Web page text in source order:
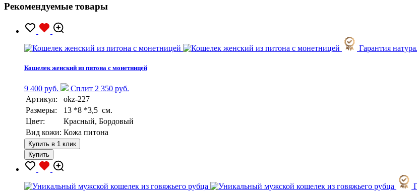
Рекомендуемые товары
Гарантия
Кошелек женский из питона с монетницей
9 400 руб.
Сплит 2 350 руб.
Артикул:
okz-227
Размеры:
13 *8 *3,5 см.
Цвет:
Красный, Бордовый
Вид кожи: Кожа питона
Купить в 1 клик
Купить